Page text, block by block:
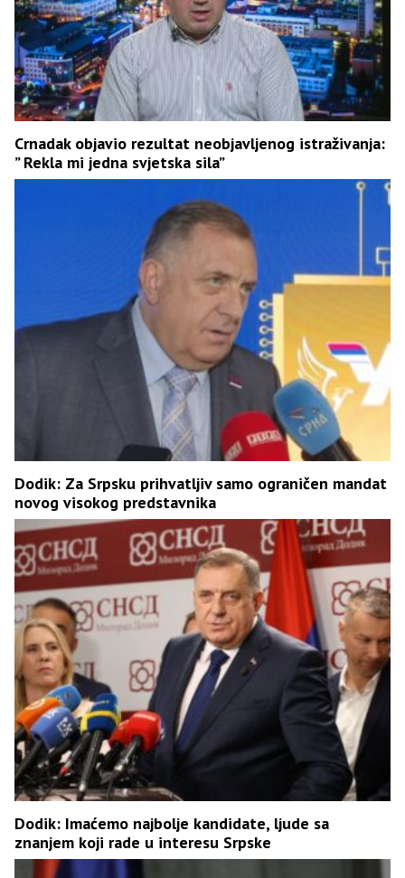
Crnadak objavio rezultat neobjavljenog istraživanja:
” Rekla mi jedna svjetska sila”
Dodik: Za Srpsku prihvatljiv samo ograničen mandat
novog visokog predstavnika
Dodik: Imaćemo najbolje kandidate, ljude sa
znanjem koji rade u interesu Srpske